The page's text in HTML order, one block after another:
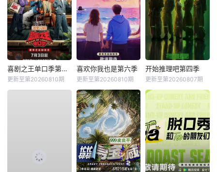
喜剧之王单口季第三季
更新至第20260810期
喜欢你我也是第六季
更新至第20260810期
开始推理吧第四季
更新至第20260807期